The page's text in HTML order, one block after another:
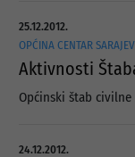
25.12.2012.
OPĆINA CENTAR
Aktivnosti
Općinski štab civilne
24.12.2012.